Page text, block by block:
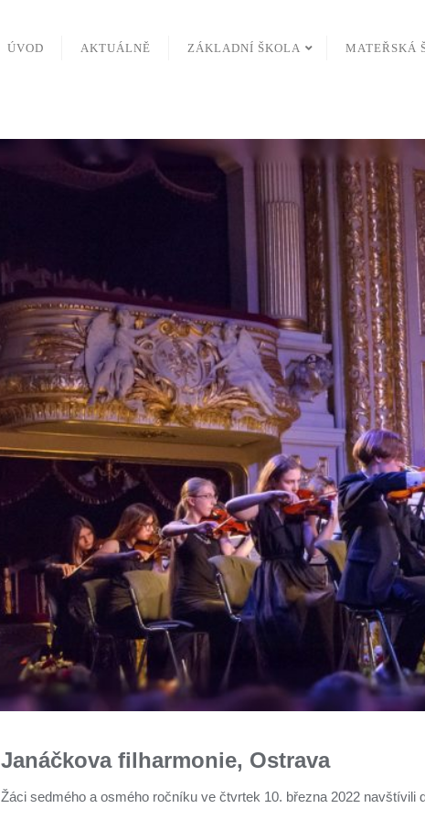
ÚVOD AKTUÁLNĚ ZÁKLADNÍ ŠKOLA MATEŘSKÁ
Janáčkova filharmonie, Ostrava
Žáci sedmého a osmého ročníku ve čtvrtek 10. března 2022 navštívili